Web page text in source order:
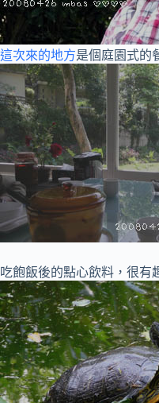
這次來的地方是個庭園式的
吃飽飯後的點心飲料，很